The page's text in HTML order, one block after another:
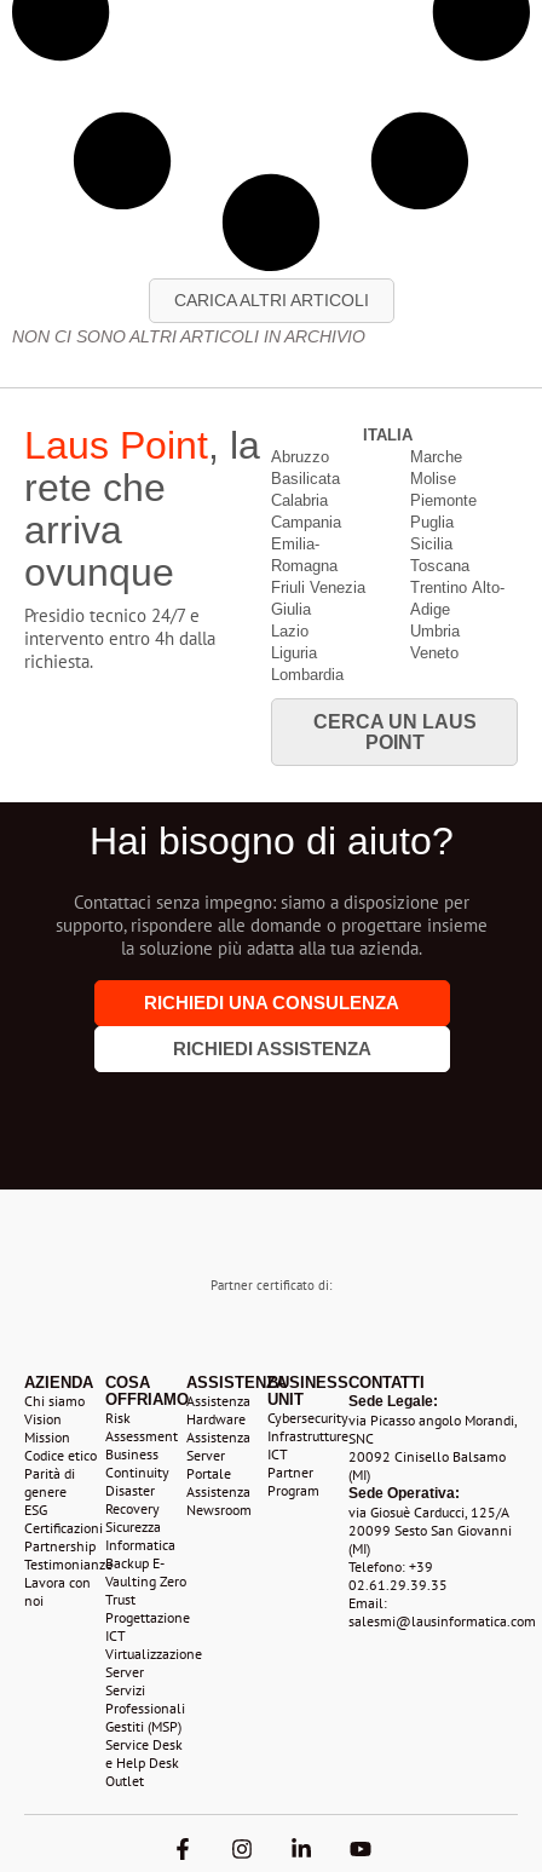
CARICA ALTRI ARTICOLI
NON CI SONO ALTRI ARTICOLI IN ARCHIVIO
Laus Point, la
rete che
arriva
ovunque
Presidio tecnico 24/7 e
intervento entro 4h dalla
richiesta.
ITALIA
Abruzzo
Basilicata
Calabria
Campania
Emilia-
Romagna
Friuli Venezia
Giulia
Lazio
Liguria
Lombardia
Marche
Molise
Piemonte
Puglia
Sicilia
Toscana
Trentino Alto-
Adige
Umbria
Veneto
CERCA UN LAUS
POINT
Hai bisogno di aiuto?
Contattaci senza impegno: siamo a disposizione per
supporto, rispondere alle domande o progettare insieme
la soluzione più adatta alla tua azienda.
RICHIEDI UNA CONSULENZA
RICHIEDI ASSISTENZA
Partner certificato di:
AZIENDA
Chi siamo
Vision
Mission
Codice etico
Parità di
genere
ESG
Certificazioni
Partnership
Testimonianze
Lavora con
noi
COSA
OFFRIAMO
Risk
Assessment
Business
Continuity
Disaster
Recovery
Sicurezza
Informatica
Backup E-
Vaulting Zero
Trust
Progettazione
ICT
Virtualizzazione
Server
Servizi
Professionali
Gestiti (MSP)
Service Desk
e Help Desk
Outlet
ASSISTENZA
Assistenza
Hardware
Assistenza
Server
Portale
Assistenza
Newsroom
BUSINESS
UNIT
Cybersecurity
Infrastrutture
ICT
Partner
Program
CONTATTI
Sede Legale:
via Picasso angolo Morandi,
SNC
20092 Cinisello Balsamo
(MI)
Sede Operativa:
via Giosuè Carducci, 125/A
20099 Sesto San Giovanni
(MI)
Telefono: +39
02.61.29.39.35
Email:
salesmi@lausinformatica.com